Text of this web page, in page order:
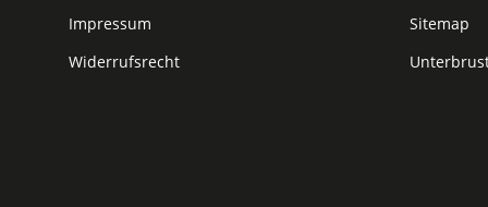
Impressum
Widerrufsrecht
Sitemap